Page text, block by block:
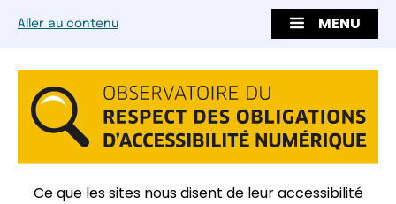
Aller au contenu MENU
Ce que les sites nous disent de leur accessibilité